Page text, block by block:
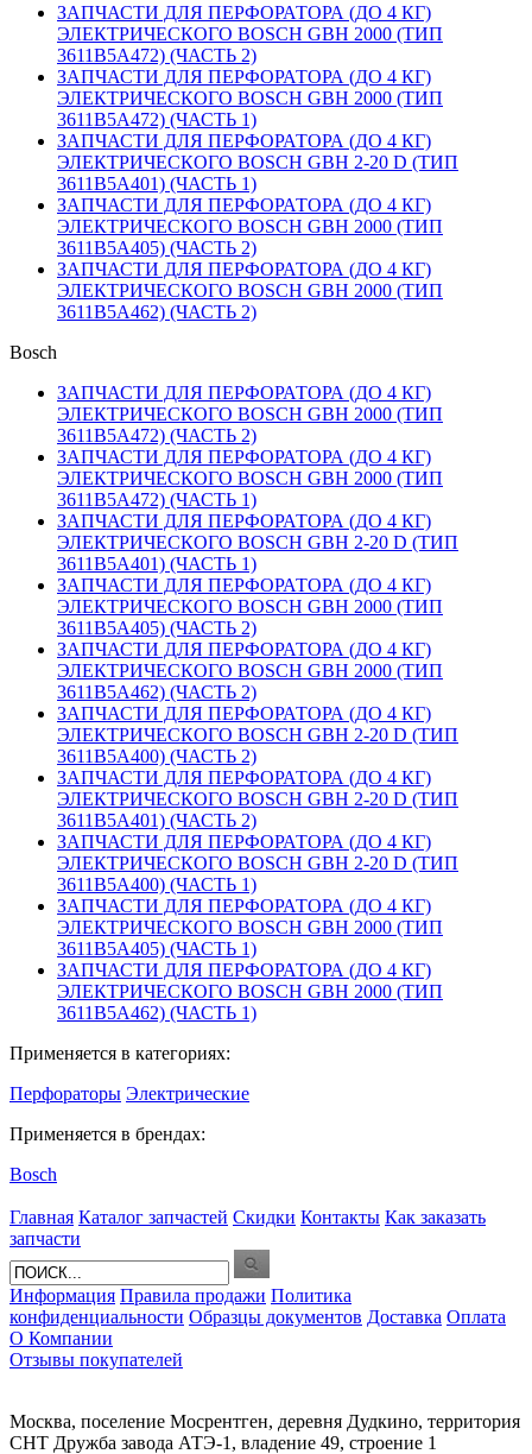
ЗАПЧАСТИ ДЛЯ ПЕРФОРАТОРА (ДО 4 КГ)
ЭЛЕКТРИЧЕСКОГО BOSCH GBH 2000 (ТИП
3611B5A472) (ЧАСТЬ 2)
ЗАПЧАСТИ ДЛЯ ПЕРФОРАТОРА (ДО 4 КГ)
ЭЛЕКТРИЧЕСКОГО BOSCH GBH 2000 (ТИП
3611B5A472) (ЧАСТЬ 1)
ЗАПЧАСТИ ДЛЯ ПЕРФОРАТОРА (ДО 4 КГ)
ЭЛЕКТРИЧЕСКОГО BOSCH GBH 2-20 D (ТИП
3611B5A401) (ЧАСТЬ 1)
ЗАПЧАСТИ ДЛЯ ПЕРФОРАТОРА (ДО 4 КГ)
ЭЛЕКТРИЧЕСКОГО BOSCH GBH 2000 (ТИП
3611B5A405) (ЧАСТЬ 2)
ЗАПЧАСТИ ДЛЯ ПЕРФОРАТОРА (ДО 4 КГ)
ЭЛЕКТРИЧЕСКОГО BOSCH GBH 2000 (ТИП
3611B5A462) (ЧАСТЬ 2)
Bosch
ЗАПЧАСТИ ДЛЯ ПЕРФОРАТОРА (ДО 4 КГ)
ЭЛЕКТРИЧЕСКОГО BOSCH GBH 2000 (ТИП
3611B5A472) (ЧАСТЬ 2)
ЗАПЧАСТИ ДЛЯ ПЕРФОРАТОРА (ДО 4 КГ)
ЭЛЕКТРИЧЕСКОГО BOSCH GBH 2000 (ТИП
3611B5A472) (ЧАСТЬ 1)
ЗАПЧАСТИ ДЛЯ ПЕРФОРАТОРА (ДО 4 КГ)
ЭЛЕКТРИЧЕСКОГО BOSCH GBH 2-20 D (ТИП
3611B5A401) (ЧАСТЬ 1)
ЗАПЧАСТИ ДЛЯ ПЕРФОРАТОРА (ДО 4 КГ)
ЭЛЕКТРИЧЕСКОГО BOSCH GBH 2000 (ТИП
3611B5A405) (ЧАСТЬ 2)
ЗАПЧАСТИ ДЛЯ ПЕРФОРАТОРА (ДО 4 КГ)
ЭЛЕКТРИЧЕСКОГО BOSCH GBH 2000 (ТИП
3611B5A462) (ЧАСТЬ 2)
ЗАПЧАСТИ ДЛЯ ПЕРФОРАТОРА (ДО 4 КГ)
ЭЛЕКТРИЧЕСКОГО BOSCH GBH 2-20 D (ТИП
3611B5A400) (ЧАСТЬ 2)
ЗАПЧАСТИ ДЛЯ ПЕРФОРАТОРА (ДО 4 КГ)
ЭЛЕКТРИЧЕСКОГО BOSCH GBH 2-20 D (ТИП
3611B5A401) (ЧАСТЬ 2)
ЗАПЧАСТИ ДЛЯ ПЕРФОРАТОРА (ДО 4 КГ)
ЭЛЕКТРИЧЕСКОГО BOSCH GBH 2-20 D (ТИП
3611B5A400) (ЧАСТЬ 1)
ЗАПЧАСТИ ДЛЯ ПЕРФОРАТОРА (ДО 4 КГ)
ЭЛЕКТРИЧЕСКОГО BOSCH GBH 2000 (ТИП
3611B5A405) (ЧАСТЬ 1)
ЗАПЧАСТИ ДЛЯ ПЕРФОРАТОРА (ДО 4 КГ)
ЭЛЕКТРИЧЕСКОГО BOSCH GBH 2000 (ТИП
3611B5A462) (ЧАСТЬ 1)
Применяется в категориях:
Перфораторы Электрические
Применяется в брендах:
Bosch
Главная Каталог запчастей Скидки Контакты Как заказать
запчасти
Информация Правила продажи Политика
конфиденциальности Образцы документов Доставка Оплата
О Компании
Отзывы покупателей
Москва, поселение Мосрентген, деревня Дудкино, территория
СНТ Дружба завода АТЭ-1, владение 49, строение 1